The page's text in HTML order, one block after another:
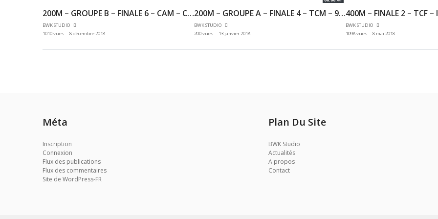
200M – GROUPE B – FINALE 6 – CAM – CHAMPIONNAT 92 & 78 INDOOR 02/12/2018 – EAUBONNE
BWK STUDIO
1010 vues
8 décembre 2018
200M – GROUPE A – FINALE 4 – TCM – 9ÈME MEETING DES HAUTS DE SEINE 07/01/2018 – EAUBONNE
BWK STUDIO
200 vues
13 janvier 2018
BWK STUDIO
1098 vues
8 mai 2018
Méta
Inscription
Connexion
Flux des publications
Flux des commentaires
Site de WordPress-FR
Plan Du Site
BWK Studio
Actualités
A propos
Contact